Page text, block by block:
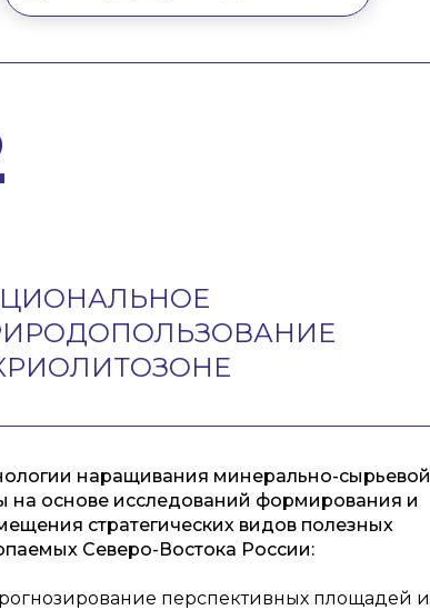
наращивания минерально-сырьевой
на основе исследований формирования и
стратегических видов полезных
Северо-Востока России:
перспективных площадей и